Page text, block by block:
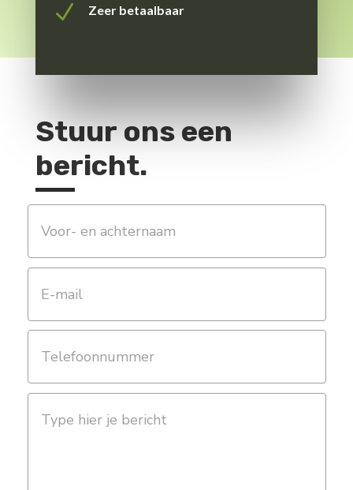
N Zeer betaalbaar
Stuur ons een
bericht.